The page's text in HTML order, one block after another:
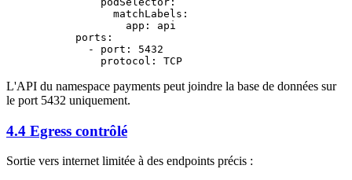
            matchLabels
:
              app
: api
      ports
:
        -
port : 5432
          protocol
: TCP
L'API du namespace payments peut joindre la base de données sur
le port 5432 uniquement.
4.4 Egress contrôlé
Sortie vers internet limitée à des endpoints précis :